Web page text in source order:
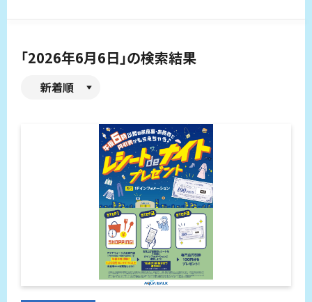
「2026年6月6日」の検索結果
新着順